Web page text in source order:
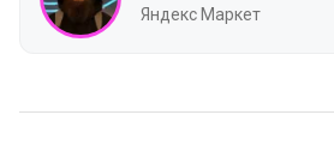
Яндекс Маркет